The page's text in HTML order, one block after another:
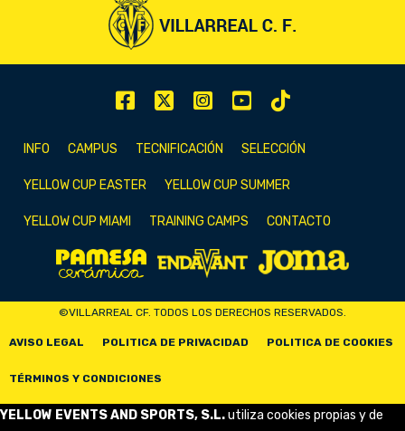
INFO CAMPUS TECNIFICACIÓN SELECCIÓN
YELLOW CUP EASTER YELLOW CUP SUMMER
YELLOW CUP MIAMI TRAINING CAMPS CONTACTO
©VILLARREAL CF. TODOS LOS DERECHOS RESERVADOS.
AVISO LEGAL POLITICA DE PRIVACIDAD POLITICA DE COOKIES
TÉRMINOS Y CONDICIONES
YELLOW EVENTS AND SPORTS, S.L.utiliza cookies propias y de